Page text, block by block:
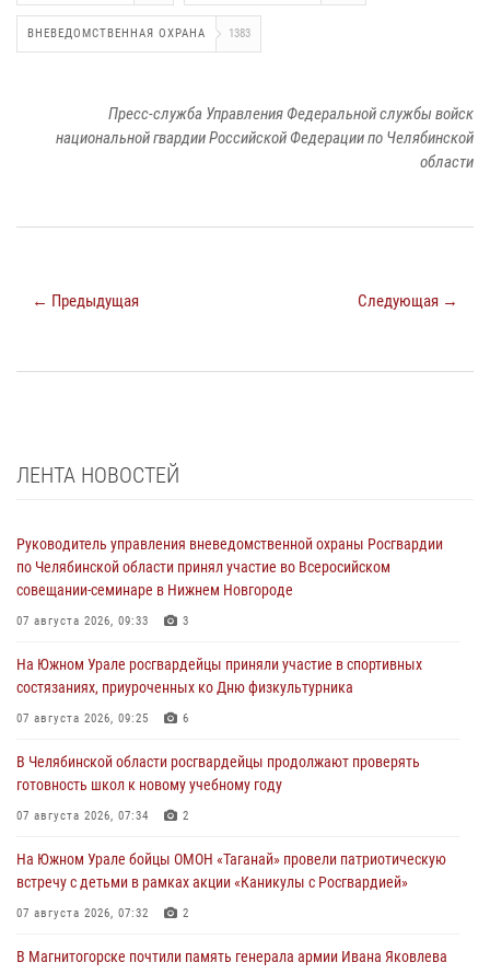
ВНЕВЕДОМСТВЕННАЯ ОХРАНА 1383
Пресс-служба Управления Федеральной службы войск
национальной гвардии Российской Федерации по Челябинской
области
← Предыдущая Следующая →
ЛЕНТА НОВОСТЕЙ
Руководитель управления вневедомственной охраны Росгвардии
по Челябинской области принял участие во Всеросийском
совещании-семинаре в Нижнем Новгороде
07 августа 2026, 09:33 3
На Южном Урале росгвардейцы приняли участие в спортивных
состязаниях, приуроченных ко Дню физкультурника
07 августа 2026, 09:25 6
В Челябинской области росгвардейцы продолжают проверять
готовность школ к новому учебному году
07 августа 2026, 07:34 2
На Южном Урале бойцы ОМОН «Таганай» провели патриотическую
встречу с детьми в рамках акции «Каникулы с Росгвардией»
07 августа 2026, 07:32 2
В Магнитогорске почтили память генерала армии Ивана Яковлева